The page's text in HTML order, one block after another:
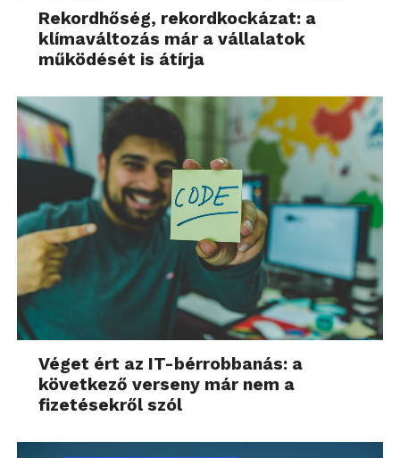
Rekordhőség, rekordkockázat: a
klímaváltozás már a vállalatok
működését is átírja
Véget ért az IT-bérrobbanás: a
következő verseny már nem a
fizetésekről szól